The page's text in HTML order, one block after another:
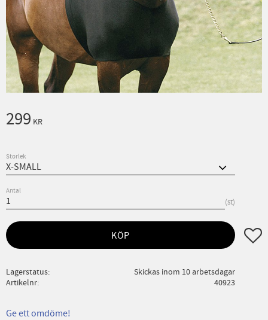
299 KR
Storlek
Antal
st
KÖP Lägg
Lagerstatus
Skickas inom 10 arbetsdagar
Artikelnr
40923
Ge ett omdöme!